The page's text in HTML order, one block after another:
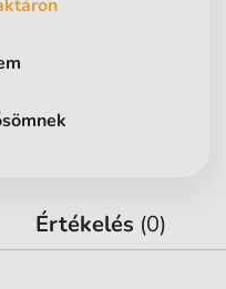
Értékelés (0)